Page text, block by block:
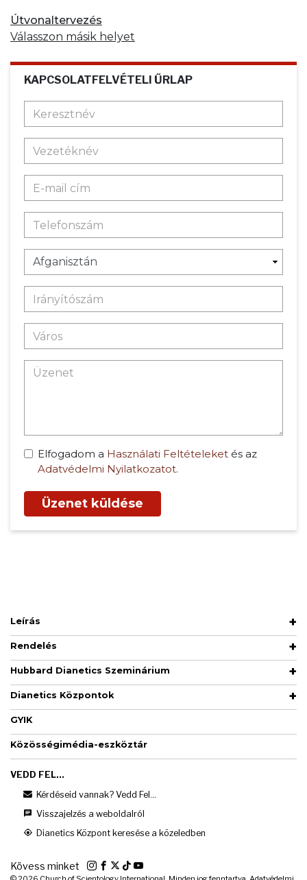
Útvonaltervezés
Válasszon másik helyet
KAPCSOLATFELVÉTELI ŰRLAP
Elfogadom a Használati Feltételeket és az
Adatvédelmi Nyilatkozatot.
Üzenet küldése
Leírás
Rendelés
Hubbard Dianetics Szeminárium
Dianetics Központok
GYIK
Közösségimédia-eszköztár
VEDD FEL...
Kérdéseid vannak? Vedd Fel...
Visszajelzés a weboldalról
Dianetics Központ keresése a közeledben
Kövess minket